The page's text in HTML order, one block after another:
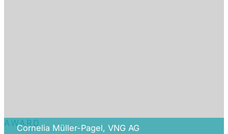
Cornelia Müller-Pagel, VNG AG
AWARD